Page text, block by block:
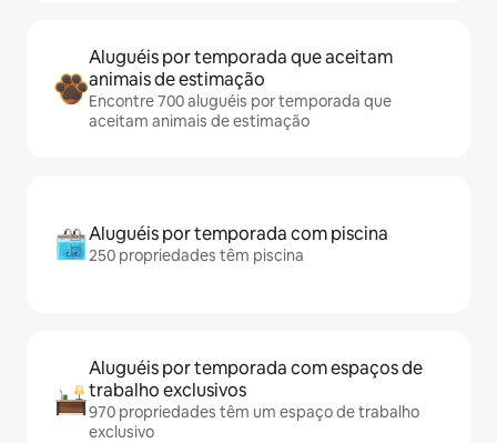
Aluguéis por temporada que aceitam
animais de estimação
Encontre 700 aluguéis por temporada que
aceitam animais de estimação
Aluguéis por temporada com piscina
250 propriedades têm piscina
Aluguéis por temporada com espaços de
trabalho exclusivos
970 propriedades têm um espaço de trabalho
exclusivo